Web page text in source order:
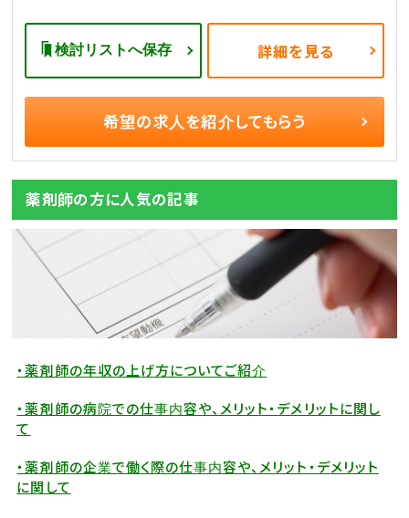
検討リストへ保存 詳細を見る
希望の求人を紹介してもらう
薬剤師の方に人気の記事
・薬剤師の年収の上げ方についてご紹介
・薬剤師の病院での仕事内容や、メリット・デメリットに関し
て
・薬剤師の企業で働く際の仕事内容や、メリット・デメリット
に関して